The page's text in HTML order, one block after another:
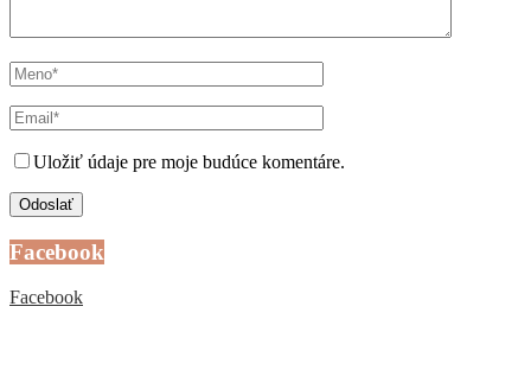
Uložiť údaje pre moje budúce komentáre.
Facebook
Facebook